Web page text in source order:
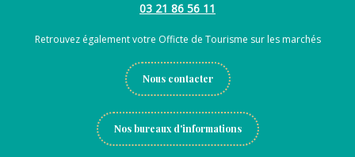
03 21 86 56 11
Retrouvez également votre Officte de Tourisme sur les marchés
Nous contacter
Nos bureaux d'informations